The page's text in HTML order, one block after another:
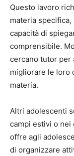
Questo lavoro
materia specifica,
capacità di
comprensibile.
cercano tutor per
migliorare le loro
materia.
Altri adolescenti
campi estivi o
offre agli
di organizzare